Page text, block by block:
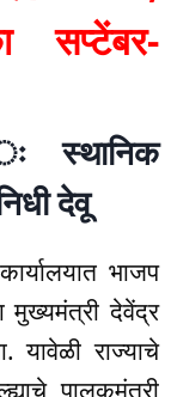
सप्टेंबर-
स्थानिक
देवू
भाजप
मुख्यमंत्री देवेंद्र
यावेळी राज्याचे
पालकमंत्री